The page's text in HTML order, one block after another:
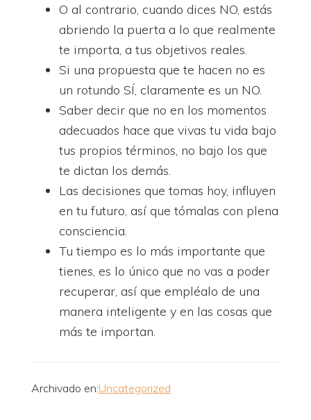
O al contrario, cuando dices NO, estás
abriendo la puerta a lo que realmente
te importa, a tus objetivos reales.
Si una propuesta que te hacen no es
un rotundo SÍ, claramente es un NO.
Saber decir que no en los momentos
adecuados hace que vivas tu vida bajo
tus propios términos, no bajo los que
te dictan los demás.
Las decisiones que tomas hoy, influyen
en tu futuro, así que tómalas con plena
consciencia.
Tu tiempo es lo más importante que
tienes, es lo único que no vas a poder
recuperar, así que empléalo de una
manera inteligente y en las cosas que
más te importan.
Archivado en:Uncategorized